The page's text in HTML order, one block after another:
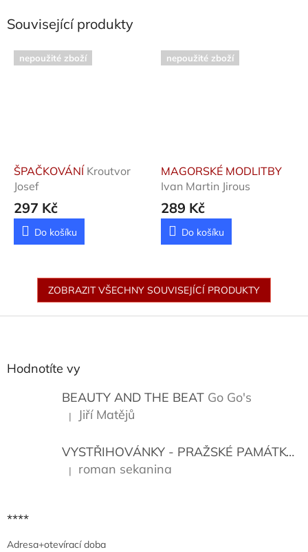
Související produkty
nepoužité zboží
ŠPAČKOVÁNÍ Kroutvor
Josef
297 Kč
Do košíku
nepoužité zboží
MAGORSKÉ MODLITBY
Ivan Martin Jirous
289 Kč
Do košíku
ZOBRAZIT VŠECHNY SOUVISEJÍCÍ PRODUKTY
Hodnotíte vy
BEAUTY AND THE BEAT Go Go's
Hodnocení produktu je 5 z 5 hvězdiček.
| Jiří Matějů
VYSTŘIHOVÁNKY - PRAŽSKÉ PAMÁTKY
Hodnocení produktu je 5 z 5 hvězdiček.
| roman sekanina
****
Adresa+otevírací doba